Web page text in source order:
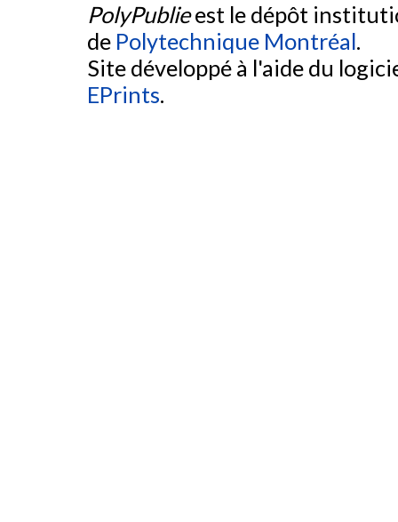
PolyPublieest le dépôt
de Polytechnique Montréal.
Site développé à l'aide du
EPrints.